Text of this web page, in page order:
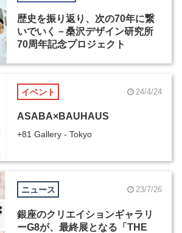
歴史を振り返り、次の70年に繋
いでいく－桑沢デザイン研究所
70周年記念プロジェクト
イベント 24/4/24
ASABA×BAUHAUS
+81 Gallery - Tokyo
ニュース 23/7/26
銀座のクリエイションギャラリ
ーG8が、最終展となる「THE